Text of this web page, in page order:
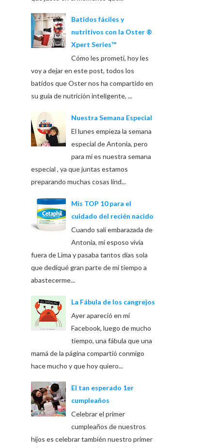
Batidos fáciles y
nutritivos con la Oster ®
Xpert Series™
Cómo les prometí, hoy les
voy a dejar en este post, todos los
batidos que Oster nos ha compartido en
su guía de nutrición inteligente, ...
Nuestra Semana Especial
El lunes empieza la semana
especial de Antonia, pero
para mí es nuestra semana
especial , ya que juntas estamos
preparando muchas cosas lind...
Mis TOP 10 para el
cuidado del recién nacido
Cuando salí embarazada de
Antonia, mi esposo vivía
fuera de Lima y pasaba tantos días sola
que dediqué gran parte de mi tiempo a
abastecerme...
La Fábula de los cangrejos
Ayer apareció en mi
Facebook, luego de mucho
tiempo, una fábula que una
mamá de la página compartió conmigo
hace mucho y que hoy quiero...
El tan esperado 1er
cumpleaños
Celebrar el primer
cumpleaños de nuestros
hijos es celebrar también nuestro primer